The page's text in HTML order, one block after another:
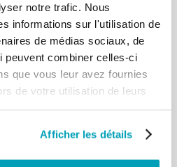
notre trafic. Nous
informations sur l'utilisation de
de médias sociaux, de
peuvent combiner celles-ci
que vous leur avez fournies
de votre utilisation de leurs
Afficher les détails
agents d’entretien,
travaillent pour assurer des
personnes
suite. Ceux-ci
à contribution. Voilà
et courage. C’est